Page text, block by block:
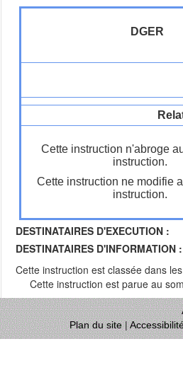
DGER
Cette instruction n'abroge
instruction.
Cette instruction ne modifie
instruction.
DESTINATAIRES D'EXECUTION :
DESTINATAIRES D'INFORMATION :
Cette instruction est classée dans
Cette instruction est parue au
Plan du site|